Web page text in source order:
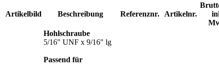
Artikelbild Beschreibung Referenznr. Artikelnr.
Hohlschraube
5/16" UNF x 9/16" lg
Passend für